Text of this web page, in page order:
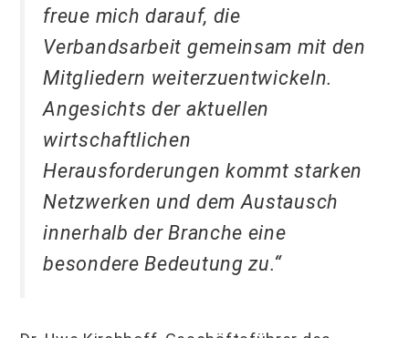
freue mich darauf, die
Verbandsarbeit gemeinsam mit den
Mitgliedern weiterzuentwickeln.
Angesichts der aktuellen
wirtschaftlichen
Herausforderungen kommt starken
Netzwerken und dem Austausch
innerhalb der Branche eine
besondere Bedeutung zu.“